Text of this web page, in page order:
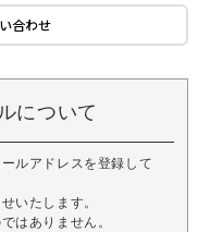
合わせ
について
ルアドレスを登録して
いたします。
はありません。